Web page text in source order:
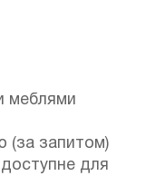
меблями
(за запитом)
для